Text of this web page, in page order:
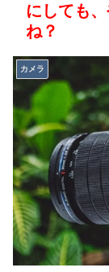
にしても
ね？
カメラ